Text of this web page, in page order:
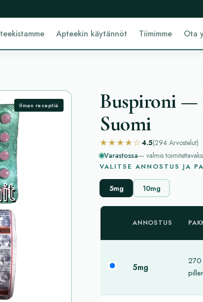
Apteekin käytännöt Tiimimme Ota
Ilman reseptiä
Buspironi
Suomi
★★★★☆4.5(294 Arvostelut)
Varastossa— valmis
VALITSE ANNOSTUS JA
5mg 10mg
ANNOSTUS
5mg
270